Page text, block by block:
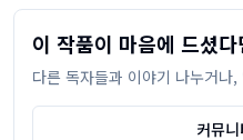
이 작품이 마음에 드셨다
다른 독자들과 이야기 나누거나
커뮤